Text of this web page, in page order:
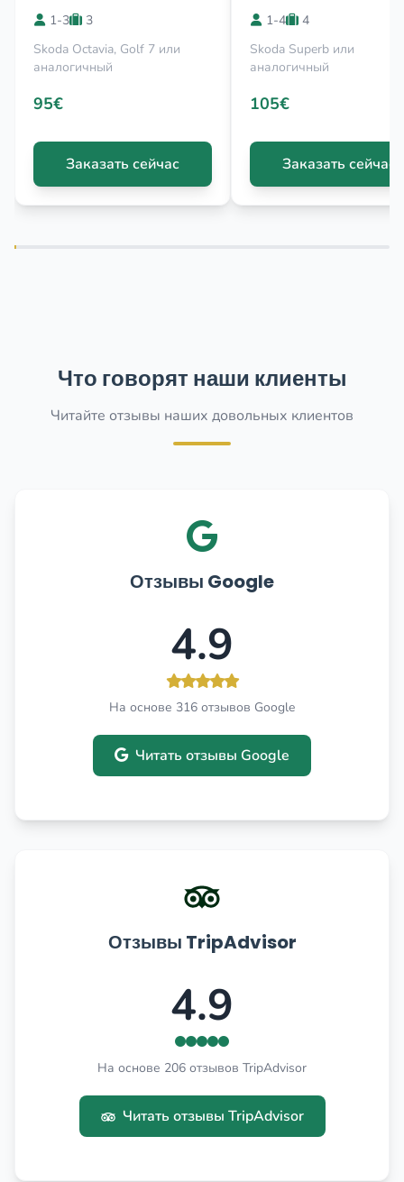
1-3
3
Skoda Octavia, Golf 7 или
аналогичный
95€
Заказать сейчас
1-4
4
Skoda Superb или
аналогичный
105€
Заказать сейчас
Что говорят наши клиенты
Читайте отзывы наших довольных клиентов
Отзывы Google
4.9
На основе 316 отзывов Google
Читать отзывы Google
Отзывы TripAdvisor
4.9
На основе 206 отзывов TripAdvisor
Читать отзывы TripAdvisor